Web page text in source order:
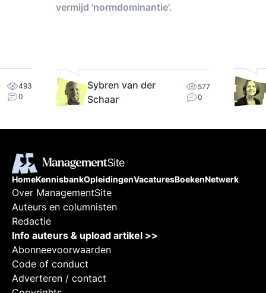
493
0
vermijd 'normdominantie'.
Sybren van der
Schaar
577
0
HomeKennisbankOpleidingenVacaturesBoekenNetwerk
Over ManagementSite
Auteurs en columnisten
Redactie
Info auteurs & upload artikel >>
Abonneevoorwaarden
Code of conduct
Adverteren / contact